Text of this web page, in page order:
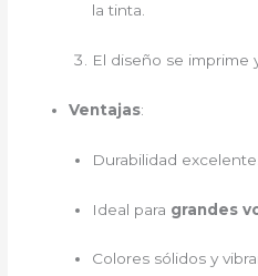
la tinta.
El diseño se imprime
Ventajas:
Durabilidad excelente.
Ideal para grandes
Colores sólidos y